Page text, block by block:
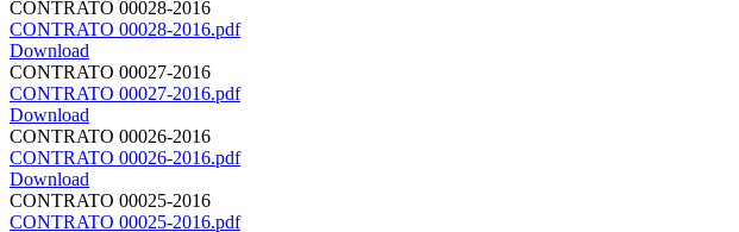
CONTRATO 00028-2016
CONTRATO 00028-2016.pdf
Download
CONTRATO 00027-2016
CONTRATO 00027-2016.pdf
Download
CONTRATO 00026-2016
CONTRATO 00026-2016.pdf
Download
CONTRATO 00025-2016
CONTRATO 00025-2016.pdf